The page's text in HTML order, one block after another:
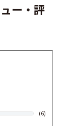
ー・評
(6)